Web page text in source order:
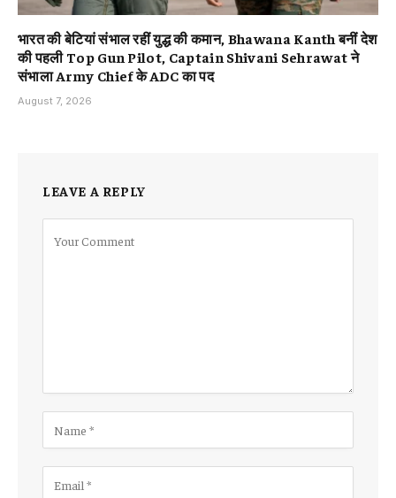
भारत की बेटियां संभाल रहीं युद्ध की कमान, Bhawana Kanth बनीं देश
की पहली Top Gun Pilot, Captain Shivani Sehrawat ने
संभाला Army Chief के ADC का पद
August 7, 2026
LEAVE A REPLY